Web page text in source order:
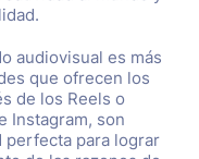
audiovisual es más
que ofrecen los
de los Reels o
Instagram, son
perfecta para lograr